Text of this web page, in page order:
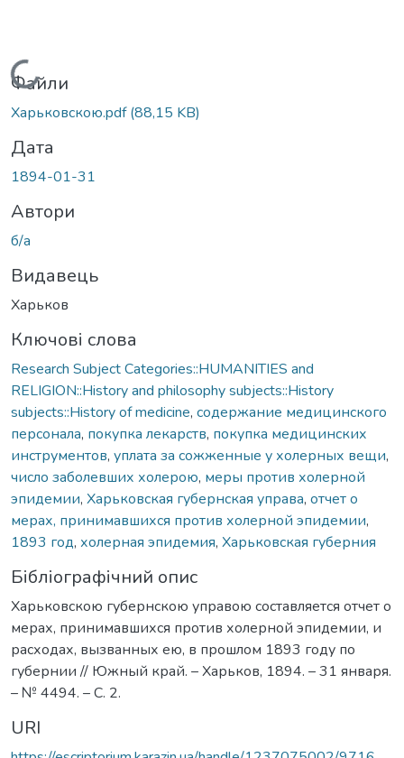
Вантажиться...
Файли
Харьковскою.pdf(88,15 KB)
Дата
1894-01-31
Автори
б/а
Видавець
Харьков
Ключові слова
Research Subject Categories::HUMANITIES and
RELIGION::History and philosophy subjects::History
subjects::History of medicine, содержание медицинского
персонала, покупка лекарств, покупка медицинских
инструментов, уплата за сожженные у холерных вещи,
число заболевших холерою, меры против холерной
эпидемии, Харьковская губернская управа, отчет о
мерах, принимавшихся против холерной эпидемии,
1893 год, холерная эпидемия, Харьковская губерния
Бібліографічний опис
Харьковскою губернскою управою составляется отчет о
мерах, принимавшихся против холерной эпидемии, и
расходах, вызванных ею, в прошлом 1893 году по
губернии // Южный край. – Харьков, 1894. – 31 января.
– № 4494. – С. 2.
URI